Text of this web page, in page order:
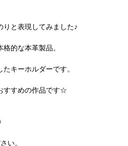
りと表現してみました♪
的な本革製品。
キーホルダーです。
すすめの作品です☆
い。